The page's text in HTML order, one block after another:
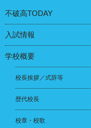
不破高TODAY
入試情報
学校概要
校長挨拶／式辞等
歴代校長
校章・校歌